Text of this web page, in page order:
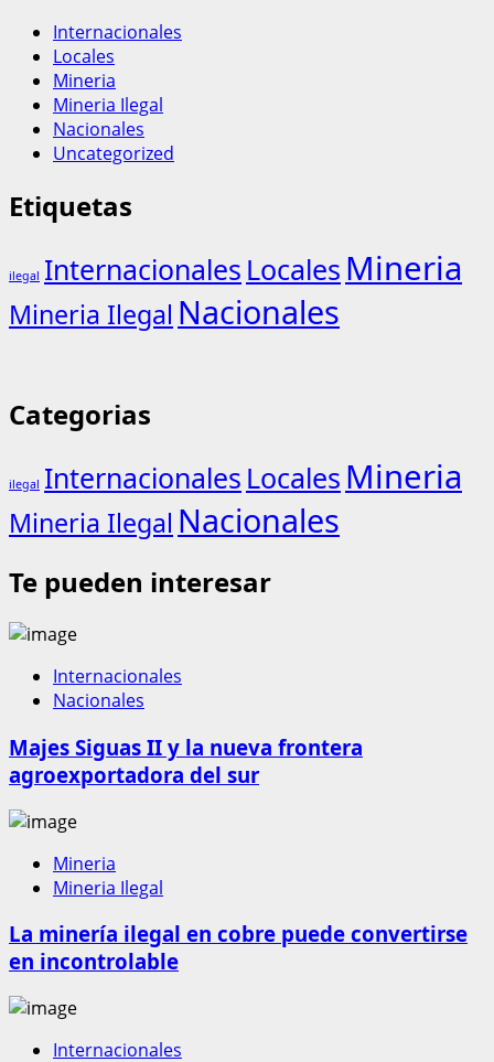
Internacionales
Locales
Mineria
Mineria Ilegal
Nacionales
Uncategorized
Etiquetas
ilegal Internacionales Locales Mineria
Mineria Ilegal Nacionales
Categorias
ilegal Internacionales Locales Mineria
Mineria Ilegal Nacionales
Te pueden interesar
Internacionales
Nacionales
Majes Siguas II y la nueva frontera
agroexportadora del sur
Mineria
Mineria Ilegal
La minería ilegal en cobre puede convertirse
en incontrolable
Internacionales